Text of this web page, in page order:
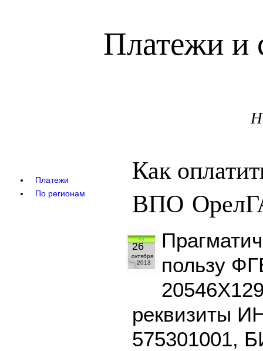
Платежи и
Платежи
По регионам
Как
ВПО
26
октября
2013
пользу
реквизиты
575301001,